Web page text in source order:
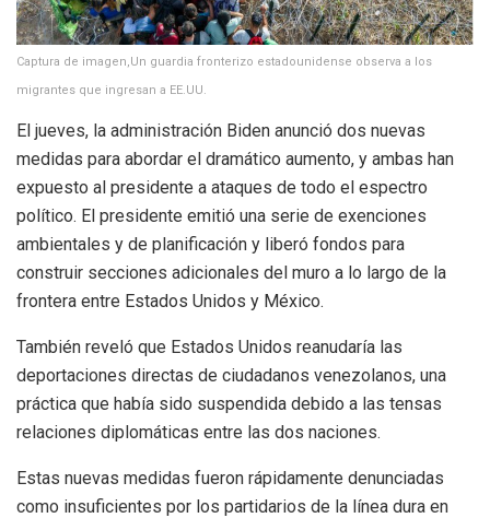
Captura de imagen,Un guardia fronterizo estadounidense observa a los
migrantes que ingresan a EE.UU.
El jueves, la administración Biden anunció dos nuevas
medidas para abordar el dramático aumento, y ambas han
expuesto al presidente a ataques de todo el espectro
político. El presidente emitió una serie de exenciones
ambientales y de planificación y liberó fondos para
construir secciones adicionales del muro a lo largo de la
frontera entre Estados Unidos y México.
También reveló que Estados Unidos reanudaría las
deportaciones directas de ciudadanos venezolanos, una
práctica que había sido suspendida debido a las tensas
relaciones diplomáticas entre las dos naciones.
Estas nuevas medidas fueron rápidamente denunciadas
como insuficientes por los partidarios de la línea dura en